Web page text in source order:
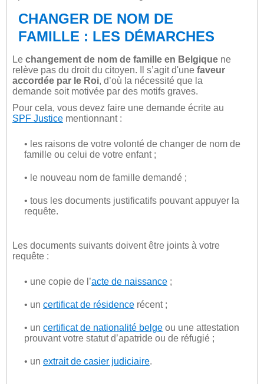
CHANGER DE NOM DE
FAMILLE : LES DÉMARCHES
Le changement de nom de famille en Belgique ne
relève pas du droit du citoyen. Il s’agit d'une faveur
accordée par le Roi, d’où la nécessité que la
demande soit motivée par des motifs graves.
Pour cela, vous devez faire une demande écrite au
SPF Justice mentionnant :
• les raisons de votre volonté de changer de nom de
famille ou celui de votre enfant ;
• le nouveau nom de famille demandé ;
• tous les documents justificatifs pouvant appuyer la
requête.
Les documents suivants doivent être joints à votre
requête :
• une copie de l’acte de naissance ;
• un certificat de résidence récent ;
• un certificat de nationalité belge ou une attestation
prouvant votre statut d’apatride ou de réfugié ;
• un extrait de casier judiciaire.